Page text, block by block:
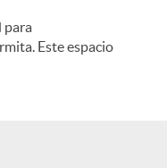
para
Este espacio